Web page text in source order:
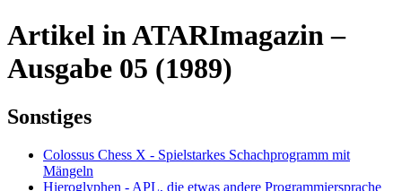
Artikel in ATARImagazin –
Ausgabe 05 (1989)
Sonstiges
Colossus Chess X - Spielstarkes Schachprogramm mit
Mängeln
Hieroglyphen - APL, die etwas andere Programmiersprache